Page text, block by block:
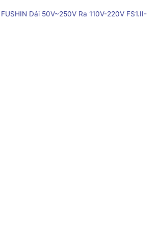
Dải 50V~250V Ra 110V-220V FS1.II-